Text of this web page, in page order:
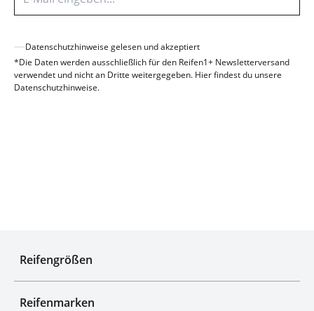
Datenschutzhinweise gelesen und akzeptiert
*Die Daten werden ausschließlich für den Reifen1+ Newsletterversand
verwendet und nicht an Dritte weitergegeben. Hier findest du unsere
Datenschutzhinweise.
Reifengrößen
Reifenmarken